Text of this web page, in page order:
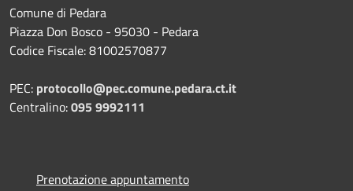
Comune di Pedara
Piazza Don Bosco - 95030 - Pedara
Codice Fiscale: 81002570877
PEC: protocollo@pec.comune.pedara.ct.it
Centralino:095 9992111
Prenotazione appuntamento